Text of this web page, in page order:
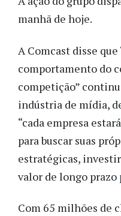
manhã de hoje.
A Comcast disse
comportamento do
competição”
indústria de mídia,
“cada empresa
para buscar suas
estratégicas,
valor de longo prazo
Com 65 milhões de